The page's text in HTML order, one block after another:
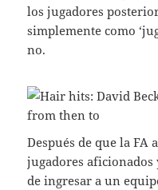
los jugadores
simplemente como
no.
Después de que la
jugadores aficionados
de ingresar a un